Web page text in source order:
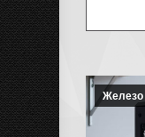
Железо